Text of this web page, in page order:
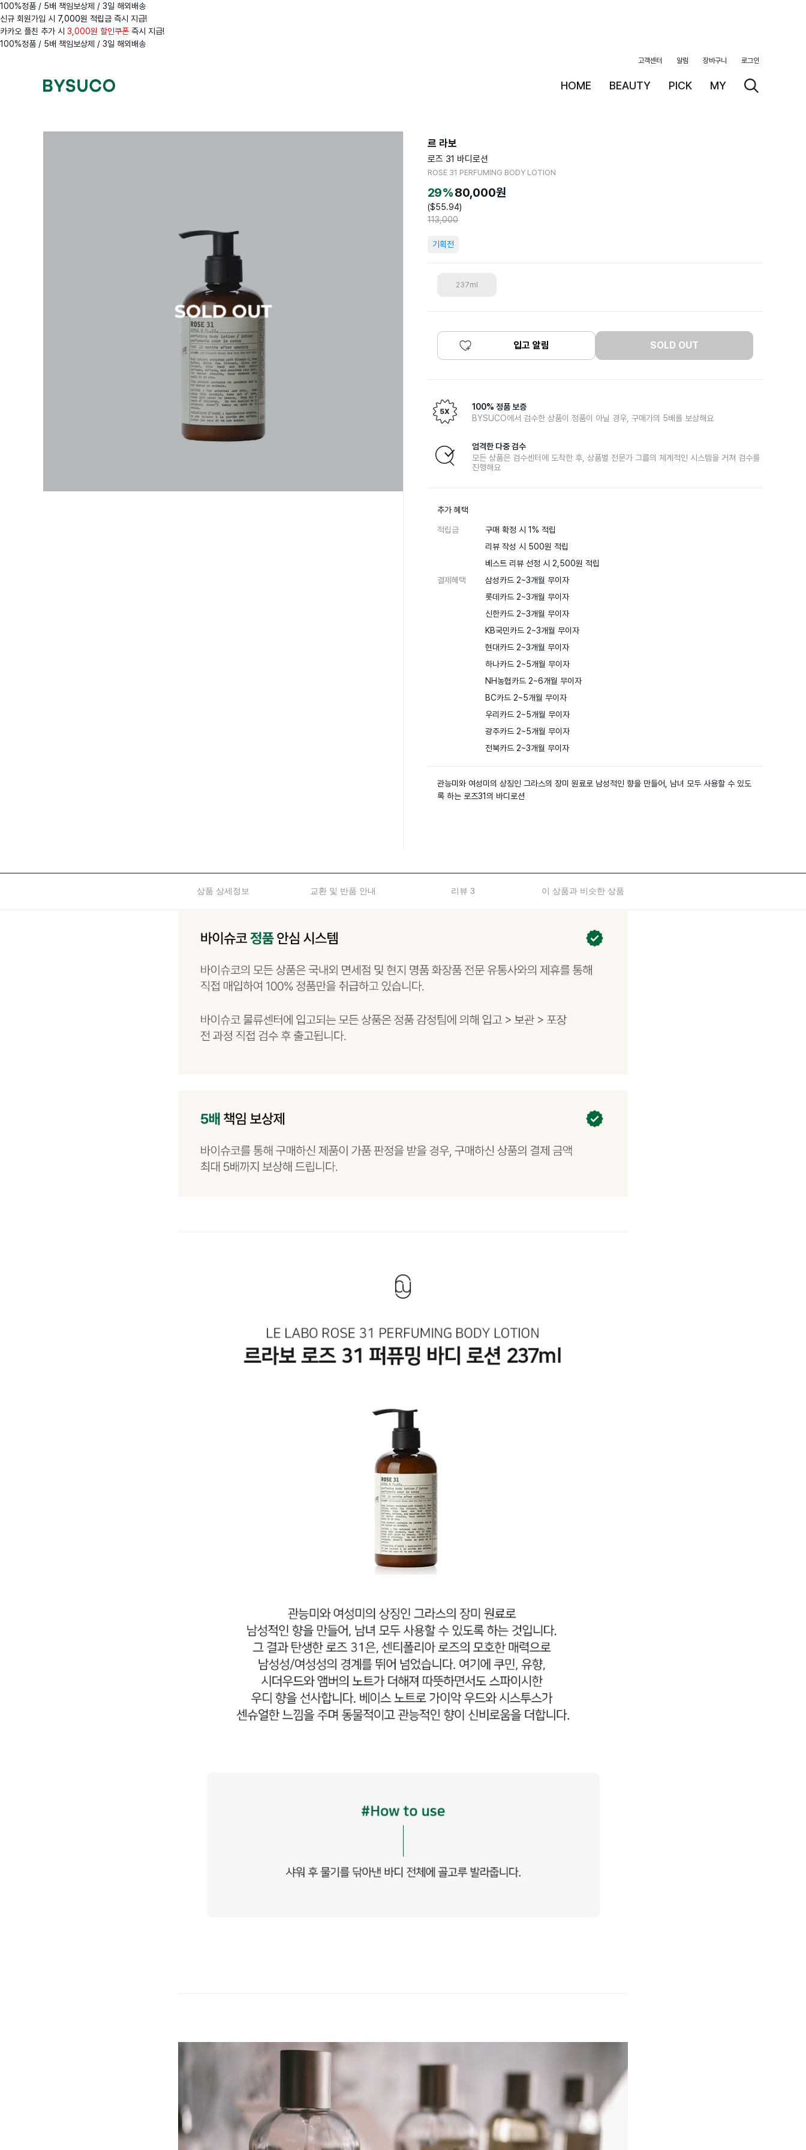
100%정품 / 5배 책임보상제 / 3일 해외배송
신규 회원가입 시 7,000원 적립금 즉시 지급!
카카오 플친 추가 시 3,000원 할인쿠폰 즉시 지급!
100%정품 / 5배 책임보상제 / 3일 해외배송
HOME BEAUTY PICK MY
고객센터 알림 장바구니 로그인
르 라보
로즈 31 바디로션
ROSE 31 PERFUMING BODY LOTION
29%80,000원
($55.94)
113,000
기획전
237ml
입고 알림 SOLD OUT
100% 정품 보증
BYSUCO에서 검수한 상품이 정품이 아닐 경우, 구매가의 5배를 보상해요
엄격한 다중 검수
모든 상품은 검수센터에 도착한 후, 상품별 전문가 그룹의 체계적인 시스템을 거쳐 검수를
진행해요
추가 혜택
적립금
구매 확정 시 1% 적립
리뷰 작성 시 500원 적립
베스트 리뷰 선정 시 2,500원 적립
결제혜택
삼성카드 2~3개월 무이자
롯데카드 2~3개월 무이자
신한카드 2~3개월 무이자
KB국민카드 2~3개월 무이자
현대카드 2~3개월 무이자
하나카드 2~5개월 무이자
NH농협카드 2~6개월 무이자
BC카드 2~5개월 무이자
우리카드 2~5개월 무이자
광주카드 2~5개월 무이자
전북카드 2~3개월 무이자
관능미와 여성미의 상징인 그라스의 장미 원료로 남성적인 향을 만들어, 남녀 모두 사용할 수 있도
록 하는 로즈31의 바디로션
상품 상세정보 교환 및 반품 안내 리뷰 3 이 상품과 비슷한 상품